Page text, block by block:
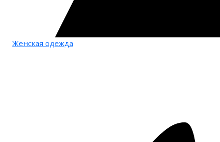
Женская одежда